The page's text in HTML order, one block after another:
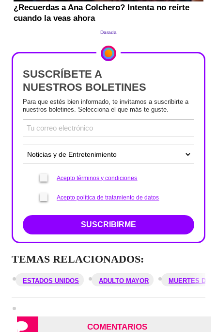
SUSCRÍBETE A
NUESTROS BOLETINES
Para que estés bien informado, te invitamos a suscribirte a
nuestros boletines. Selecciona el que más te guste.
Acepto términos y condiciones
Acepto política de tratamiento de datos
SUSCRIBIRME
TEMAS RELACIONADOS:
ESTADOS UNIDOS ADULTO MAYOR MUERTES DE
COMENTARIOS